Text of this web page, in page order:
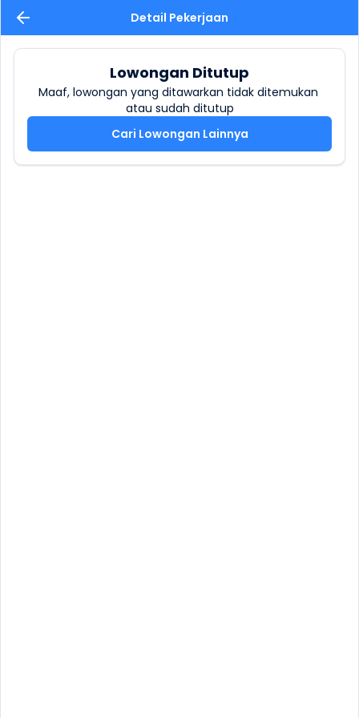
Detail Pekerjaan
Lowongan Ditutup
Maaf, lowongan yang ditawarkan tidak ditemukan
atau sudah ditutup
Cari Lowongan Lainnya